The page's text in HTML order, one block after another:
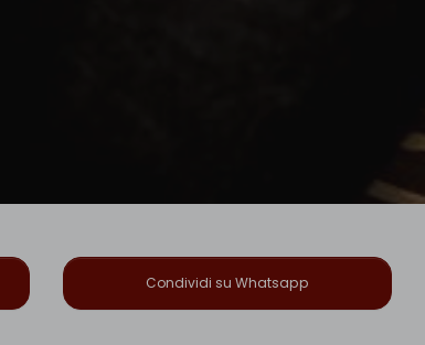
Condividi su Whatsapp